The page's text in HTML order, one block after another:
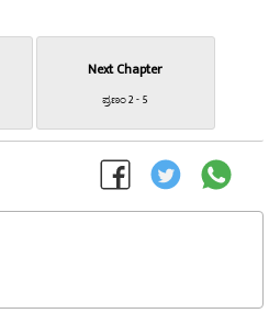
Next Chapter
ಪ್ರಣಂ 2 - 5